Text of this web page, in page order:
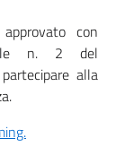
con
n. 2 del
alla